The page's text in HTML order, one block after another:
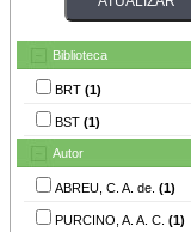
Biblioteca
BRT (1)
BST (1)
Autor
ABREU, C. A. de. (1)
PURCINO, A. A. C. (1)